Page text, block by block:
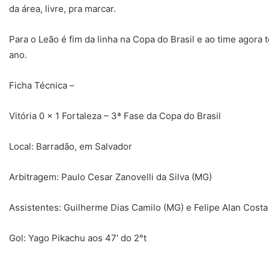
da área, livre, pra marcar.
Para o Leão é fim da linha na Copa do Brasil e ao time
ano.
Ficha Técnica –
Vitória 0 x 1 Fortaleza – 3ª Fase da Copa do Brasil
Local: Barradão, em Salvador
Arbitragem: Paulo Cesar Zanovelli da Silva (MG)
Assistentes: Guilherme Dias Camilo (MG) e Felipe Alan
Gol: Yago Pikachu aos 47′ do 2°t